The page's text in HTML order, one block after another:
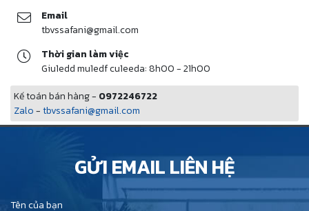
Email
tbvssafani@gmail.com
Thời gian làm việc
Giu1edd mu1edf cu1eeda: 8h00 - 21h00
Kế toán bán hàng - 0972246722
Zalo-tbvssafani@gmail.com
GỬI EMAIL LIÊN HỆ